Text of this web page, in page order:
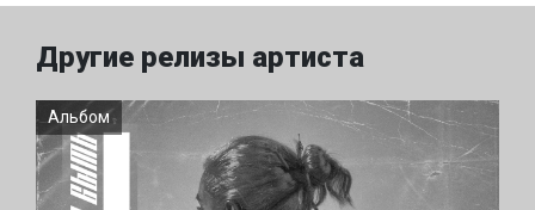
Другие релизы артиста
Альбом